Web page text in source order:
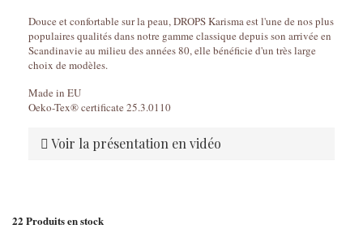
Douce et confortable sur la peau, DROPS Karisma est l'une de nos plus
populaires qualités dans notre gamme classique depuis son arrivée en
Scandinavie au milieu des années 80, elle bénéficie d'un très large
choix de modèles.
Made in EU
Oeko-Tex® certificate 25.3.0110
Voir la présentation en vidéo
22 Produits en stock